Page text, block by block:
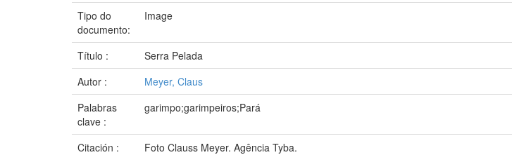
Tipo do
documento:
Image
Título :
Serra Pelada
Autor :
Meyer, Claus
Palabras
clave :
garimpo;garimpeiros;Pará
Citación :
Foto Clauss Meyer. Agência Tyba.